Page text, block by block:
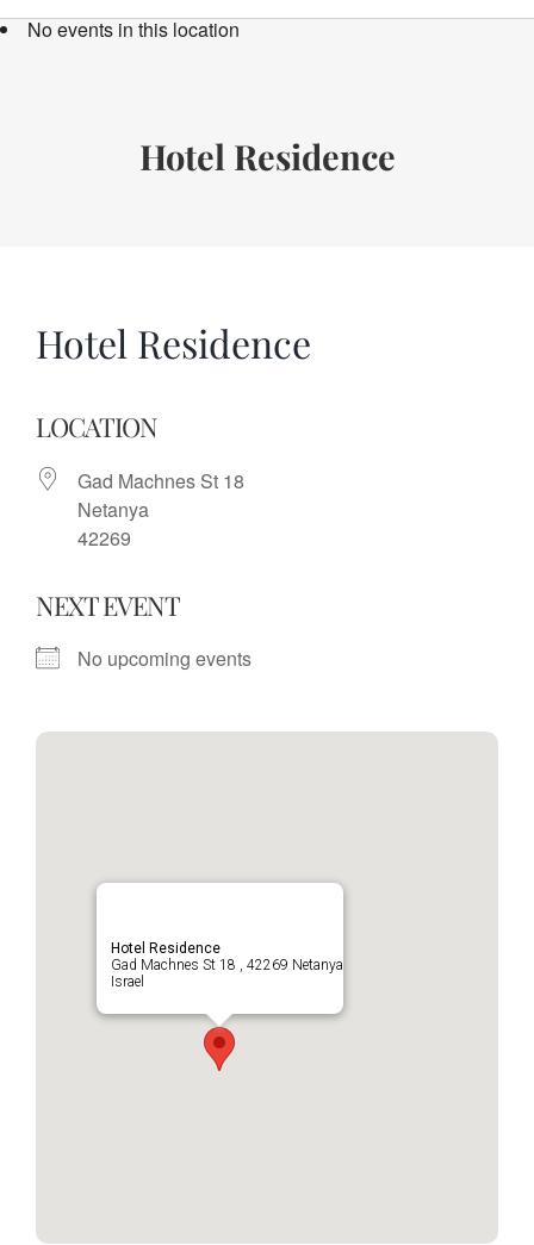
Bücher
No events in this location
Hotel Residence
Hotel Residence
LOCATION
Gad Machnes St 18
Netanya
42269
NEXT EVENT
No upcoming events
Hotel Residence
Gad Machnes St 18 , 42269 Netanya
Israel